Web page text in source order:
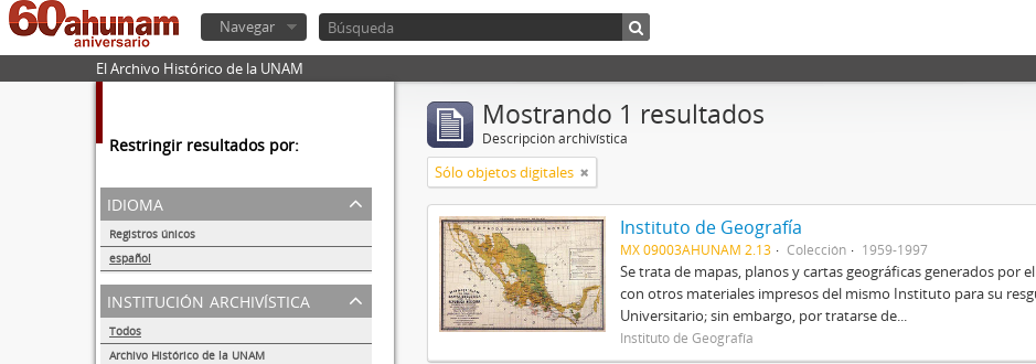
Navegar
El Archivo Histórico de la UNAM
Restringir resultados por:
idioma
Registros únicos
español
1
institución archivística
Todos
Archivo Histórico de la UNAM
Mostrando 1 resultados
Descripción archivística
Sólo objetos digitales
Instituto de Geografía
MX 09003AHUNAM 2.13 Colección 1959-1997
Se trata de mapas, planos y cartas geográficas generados por
con otros materiales impresos del mismo Instituto para su
Universitario; sin embargo, por tratarse de...
Instituto de Geografía